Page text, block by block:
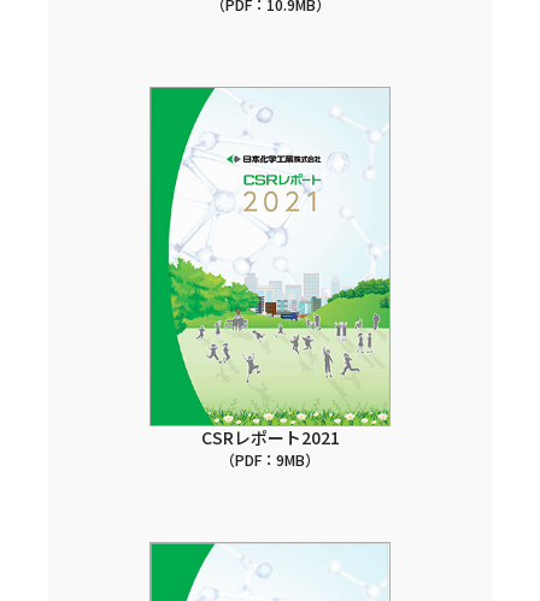
（PDF：10.9MB）
CSRレポート2021
（PDF：9MB）